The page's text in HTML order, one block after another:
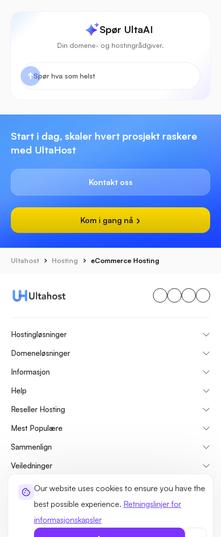
Our website uses cookies to ensure you have the
best possible experience. Retningslinjer for
informasjonskapsler
Spør UltaAI
Din domene- og hostingrådgiver.
Start i dag, skaler hvert prosjekt raskere
med UltaHost
Kontakt oss
Kom i gang nå
Ultahost Hosting eCommerce Hosting
Hostingløsninger
Domeneløsninger
Informasjon
Help
Reseller Hosting
Mest Populære
Sammenlign
Veiledninger
Om oss
PersonvernerklæringLovligSide kart